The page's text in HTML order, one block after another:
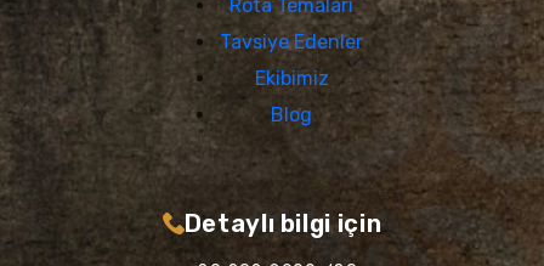
Rota Temaları
Tavsiye Edenler
Ekibimiz
Blog
Detaylı bilgi için